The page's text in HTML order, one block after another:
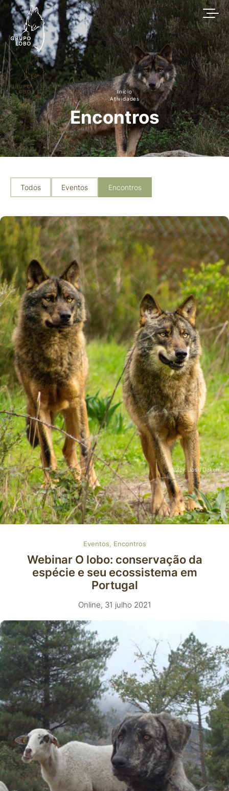
Início
Atividades
Encontros
Todos Eventos Encontros
Autor: Josu Daken
Eventos, Encontros
Webinar O lobo: conservação da
espécie e seu ecossistema em
Portugal
Online, 31 julho 2021